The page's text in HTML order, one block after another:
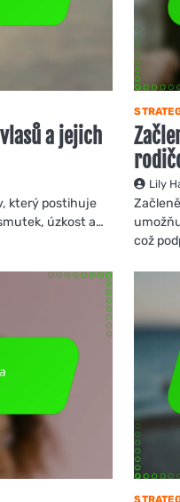
a jejich
který postihuje
úzkost a…
Lily
což